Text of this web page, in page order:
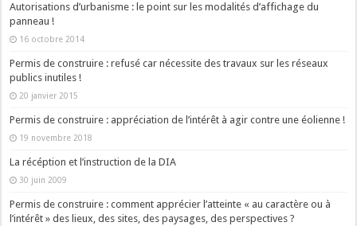
Autorisations d’urbanisme : le point sur les modalités d’affichage du
panneau !
16 octobre 2014
Permis de construire : refusé car nécessite des travaux sur les réseaux
publics inutiles !
20 janvier 2015
Permis de construire : appréciation de l’intérêt à agir contre une éolienne !
19 novembre 2018
La récéption et l’instruction de la DIA
30 juin 2009
Permis de construire : comment apprécier l’atteinte « au caractère ou à
l’intérêt » des lieux, des sites, des paysages, des perspectives ?